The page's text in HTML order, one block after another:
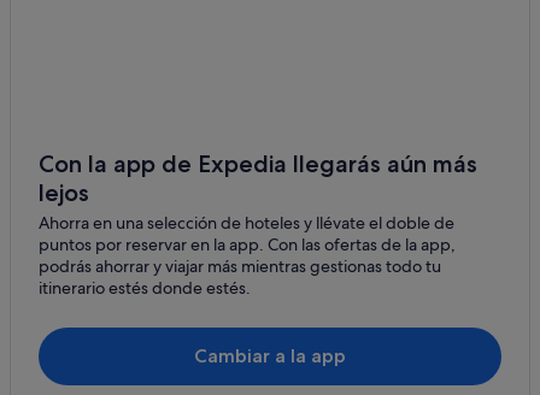
Con la app de Expedia llegarás aún más
lejos
Ahorra en una selección de hoteles y llévate el doble de
puntos por reservar en la app. Con las ofertas de la app,
podrás ahorrar y viajar más mientras gestionas todo tu
itinerario estés donde estés.
Cambiar a la app